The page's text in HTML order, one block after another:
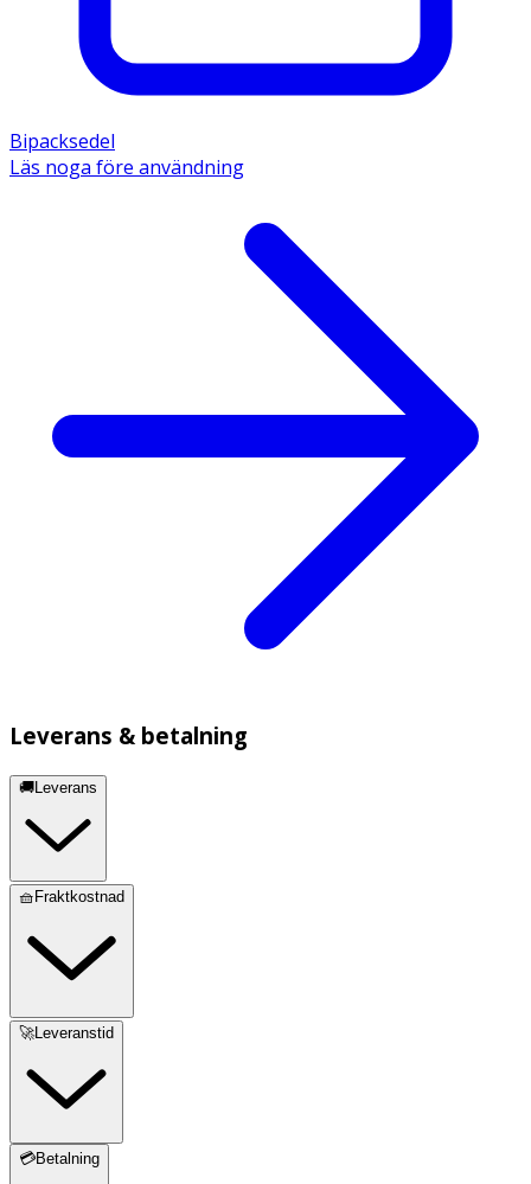
Bipacksedel
Läs noga före användning
Leverans & betalning
🚚Leverans
🧺Fraktkostnad
🚀Leveranstid
💳Betalning